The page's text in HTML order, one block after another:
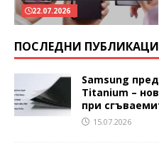
22.07.2026
ПОСЛЕДНИ
Samsung
Titanium –
при
15.07.2026